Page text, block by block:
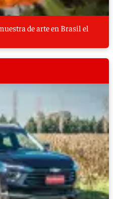
de arte en Brasil el